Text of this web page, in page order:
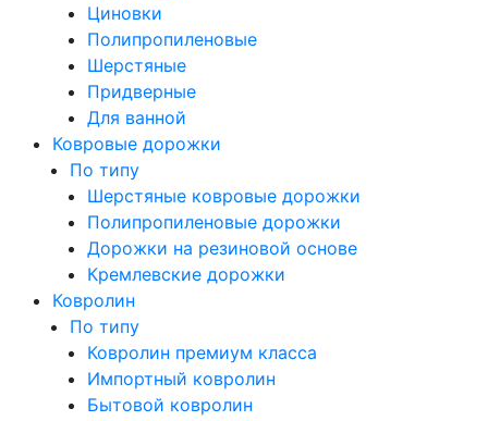
Циновки
Полипропиленовые
Шерстяные
Придверные
Для ванной
Ковровые дорожки
По типу
Шерстяные ковровые дорожки
Полипропиленовые дорожки
Дорожки на резиновой основе
Кремлевские дорожки
Ковролин
По типу
Ковролин премиум класса
Импортный ковролин
Бытовой ковролин